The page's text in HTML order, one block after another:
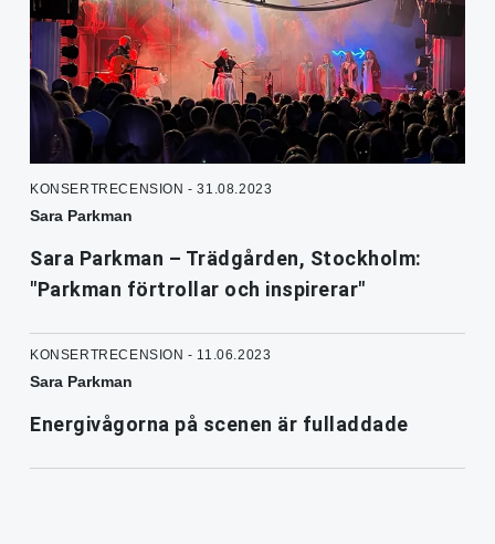
KONSERTRECENSION - 31.08.2023
Sara Parkman
Sara Parkman – Trädgården, Stockholm:
"Parkman förtrollar och inspirerar"
KONSERTRECENSION - 11.06.2023
Sara Parkman
Energivågorna på scenen är fulladdade